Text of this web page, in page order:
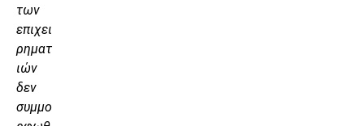
των
επιχει
ρηματ
ιών
δεν
συμμο